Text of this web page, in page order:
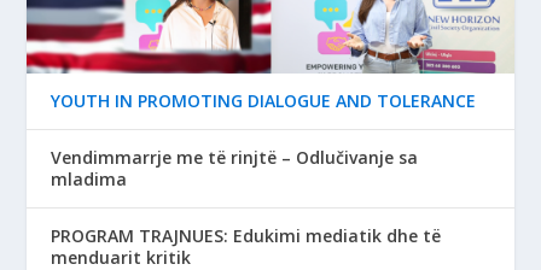
YOUTH IN PROMOTING DIALOGUE AND TOLERANCE
Vendimmarrje me të rinjtë – Odlučivanje sa
mladima
PROGRAM TRAJNUES: Edukimi mediatik dhe të
menduarit kritik